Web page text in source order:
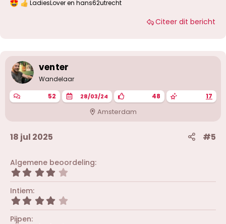
W
n
g
n
:
LadiesLoveren hans62utrecht
Citeer dit bericht
venter
Wandelaar
52 28/03/24 48 17
Amsterdam
18 jul 2025 #5
Algemene beoordeling
Intiem
Pijpen